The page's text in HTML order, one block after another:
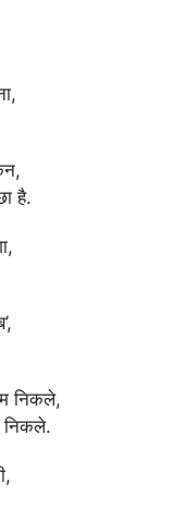
है.
निकले,
निकले.